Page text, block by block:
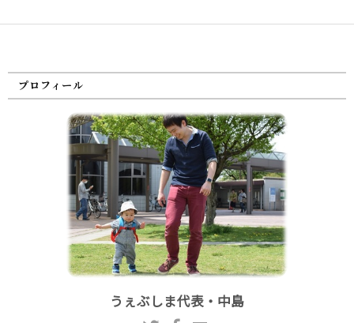
プロフィール
うぇぶしま代表・中島